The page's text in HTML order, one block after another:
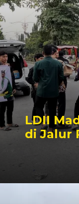
LDII
di Jalur